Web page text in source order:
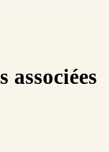
associées